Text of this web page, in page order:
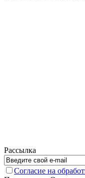
Рассылка
Согласие на